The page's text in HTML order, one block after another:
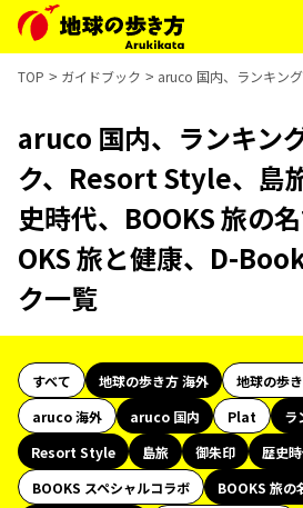
TOP ガイドブック aruco 国内、ランキン
aruco 国内、ランキン
ク、Resort Style、島
史時代、BOOKS 旅の
OKS 旅と健康、D-
ク一覧
すべて 地球の歩き方 海外
地球の歩
aruco 海外
aruco 国内 Plat
ラ
Resort Style
島旅 御朱印 歴史
BOOKS スペシャルコラボ
BOOKS 旅の